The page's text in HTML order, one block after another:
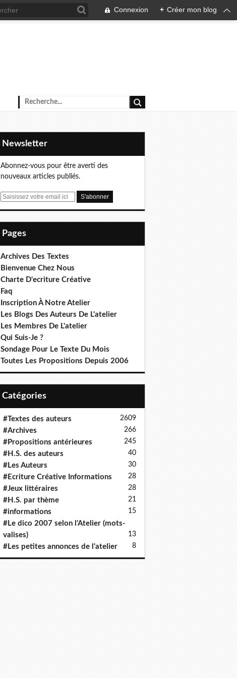
Connexion + Créer mon blog
Newsletter
Abonnez-vous pour être averti des
nouveaux articles publiés.
E
Pages
Archives Des Textes
Bienvenue Chez Nous
Charte D'ecriture Créative
Faq
Inscription À Notre Atelier
Les Blogs Des Auteurs De L'atelier
Les Membres De L'atelier
Qui Suis-Je ?
Sondage Pour Le Texte Du Mois
Toutes Les Propositions Depuis 2006
Catégories
#Textes des auteurs 2609
#Archives 266
#Propositions antérieures 245
#H.S. des auteurs 40
#Les Auteurs 30
#Ecriture Créative Informations 28
#Jeux littéraires 28
#H.S. par thème 21
#informations 15
#Le dico 2007 selon l'Atelier (mots-
valises)
13
#Les petites annonces de l'atelier 8